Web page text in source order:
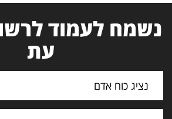
נשמח לעמוד
עת
נציג כוח אדם